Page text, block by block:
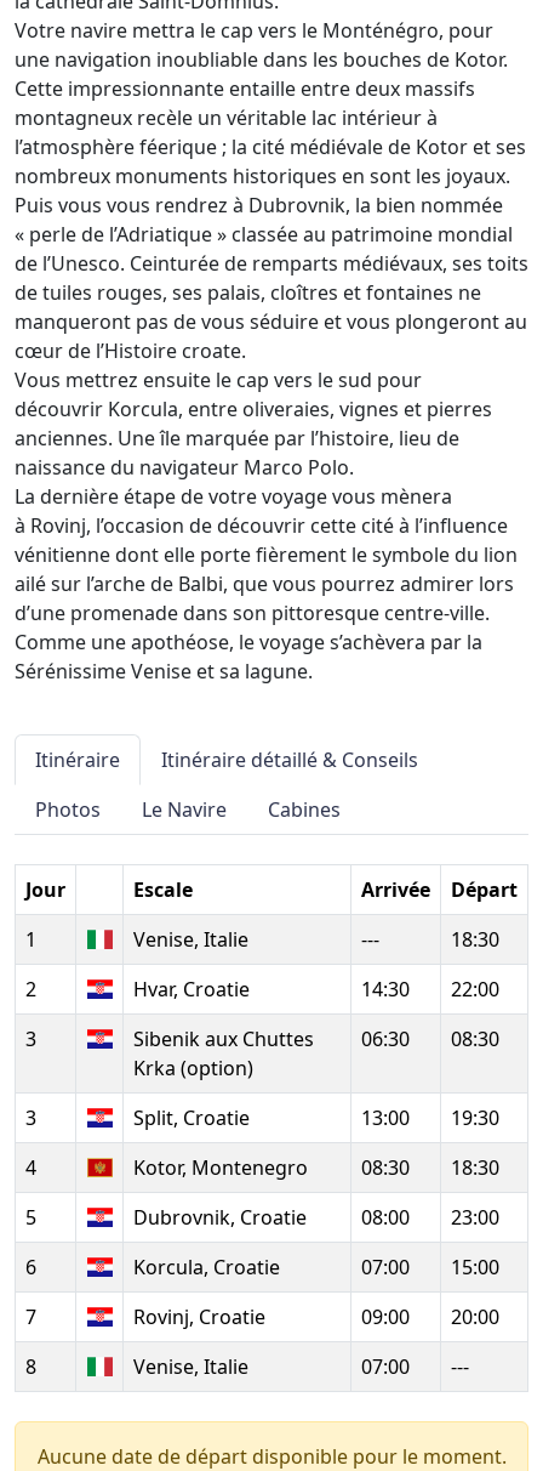
Votre navire mettra le cap vers le Monténégro, pour
une navigation inoubliable dans les bouches de Kotor.
Cette impressionnante entaille entre deux massifs
montagneux recèle un véritable lac intérieur à
l’atmosphère féerique ; la cité médiévale de Kotor et ses
nombreux monuments historiques en sont les joyaux.
Puis vous vous rendrez à Dubrovnik, la bien nommée
« perle de l’Adriatique » classée au patrimoine mondial
de l’Unesco. Ceinturée de remparts médiévaux, ses toits
de tuiles rouges, ses palais, cloîtres et fontaines ne
manqueront pas de vous séduire et vous plongeront au
cœur de l’Histoire croate.
Vous mettrez ensuite le cap vers le sud pour
découvrir Korcula, entre oliveraies, vignes et pierres
anciennes. Une île marquée par l’histoire, lieu de
naissance du navigateur Marco Polo.
La dernière étape de votre voyage vous mènera
à Rovinj, l’occasion de découvrir cette cité à l’influence
vénitienne dont elle porte fièrement le symbole du lion
ailé sur l’arche de Balbi, que vous pourrez admirer lors
d’une promenade dans son pittoresque centre-ville.
Comme une apothéose, le voyage s’achèvera par la
Sérénissime Venise et sa lagune.
Itinéraire
Itinéraire détaillé & Conseils
Photos
Le Navire Cabines
Jour Escale Arrivée
Départ
1
Venise, Italie ---
18:30
2
Hvar, Croatie 14:30
22:00
3
Sibenik aux Chuttes
Krka (option)
06:30 08:30
3 Split, Croatie 13:00
19:30
4
Kotor, Montenegro 08:30
18:30
5
Dubrovnik, Croatie 08:00
23:00
6
Korcula, Croatie 07:00
15:00
7
Rovinj, Croatie 09:00
20:00
8
Venise, Italie 07:00 ---
Aucune date de départ disponible pour le moment.